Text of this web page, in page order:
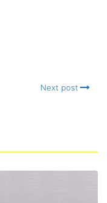
Next post